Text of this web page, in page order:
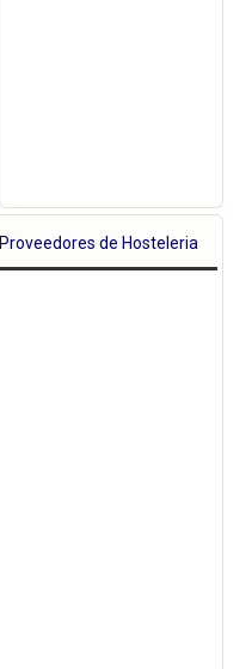
Proveedores de Hosteleria